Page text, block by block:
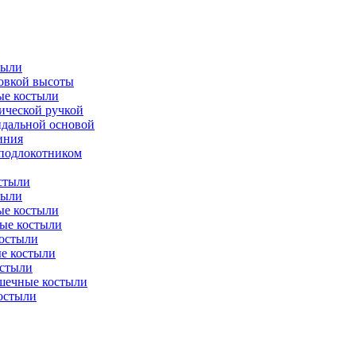
высоты
костыли
ручкой
основой
костыли
костыли
костыли
костыли